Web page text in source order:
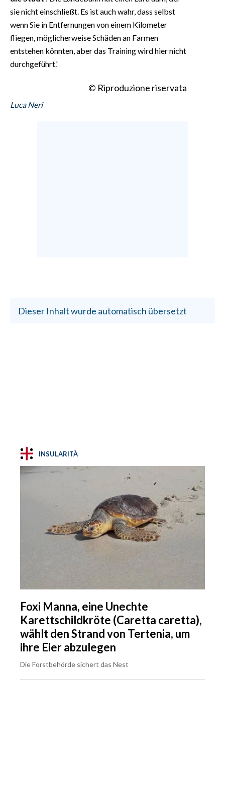
sie nicht einschließt. Es ist auch wahr, dass selbst
wenn Sie in Entfernungen von einem Kilometer
fliegen, möglicherweise Schäden an Farmen
entstehen könnten, aber das Training wird hier nicht
durchgeführt.'
© Riproduzione riservata
Luca Neri
Dieser Inhalt wurde automatisch übersetzt
INSULARITÀ
Foxi Manna, eine Unechte
Karettschildkröte (Caretta caretta),
wählt den Strand von Tertenia, um
ihre Eier abzulegen
Die Forstbehörde sichert das Nest